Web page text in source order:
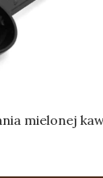
mielonej